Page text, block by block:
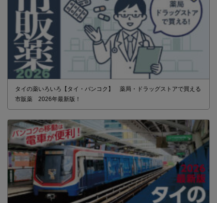
タイの薬いろいろ【タイ・バンコク】 薬局・ドラッグストアで買える
市販薬 2026年最新版！